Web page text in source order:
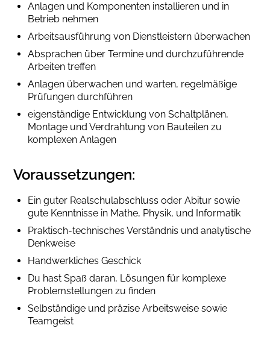
Anlagen und Komponenten installieren und in
Betrieb nehmen
Arbeitsausführung von Dienstleistern überwachen
Absprachen über Termine und durchzuführende
Arbeiten treffen
Anlagen überwachen und warten, regelmäßige
Prüfungen durchführen
eigenständige Entwicklung von Schaltplänen,
Montage und Verdrahtung von Bauteilen zu
komplexen Anlagen
Voraussetzungen:
Ein guter Realschulabschluss oder Abitur sowie
gute Kenntnisse in Mathe, Physik, und Informatik
Praktisch-technisches Verständnis und analytische
Denkweise
Handwerkliches Geschick
Du hast Spaß daran, Lösungen für komplexe
Problemstellungen zu finden
Selbständige und präzise Arbeitsweise sowie
Teamgeist